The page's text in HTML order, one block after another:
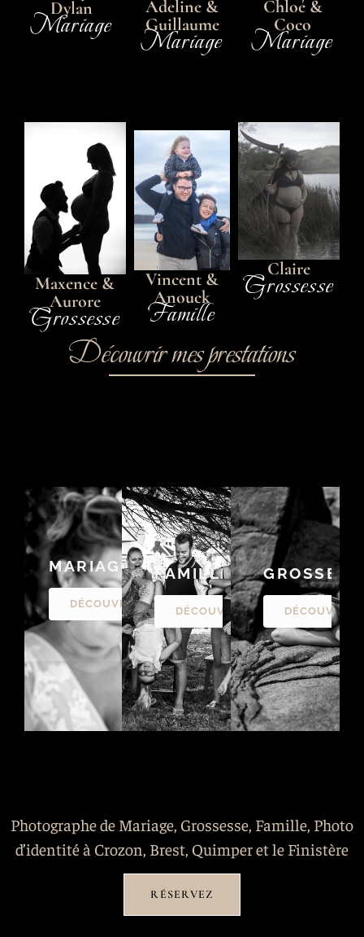
Dylan
Mariage
Adeline &
Guillaume
Mariage
Chloé &
Coco
Mariage
Maxence &
Aurore
Grossesse
Vincent &
Anouck
Famille
Claire
Grossesse
Découvrir mes prestations
MARIAGE
DÉCOUVRIR
FAMILLE
DÉCOUVRIR DÉCOUVRIR
Photographe de Mariage, Grossesse, Famille, Photo
d’identité à Crozon, Brest, Quimper et le Finistère
RÉSERVEZ